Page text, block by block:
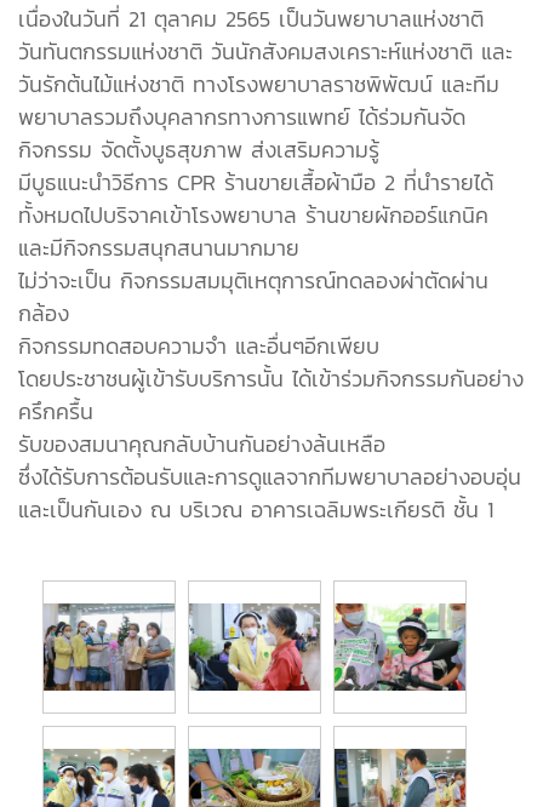
เนื่องในวันที่ 21 ตุลาคม 2565 เป็นวันพยาบาลแห่งชาติ
วันทันตกรรมแห่งชาติ วันนักสังคมสงเคราะห์แห่งชาติ และ
วันรักต้นไม้แห่งชาติ ทางโรงพยาบาลราชพิพัฒน์ และทีม
พยาบาลรวมถึงบุคลากรทางการแพทย์ ได้ร่วมกันจัด
กิจกรรม จัดตั้งบูธสุขภาพ ส่งเสริมความรู้
มีบูธแนะนำวิธีการ CPR ร้านขายเสื้อผ้ามือ 2 ที่นำรายได้
ทั้งหมดไปบริจาคเข้าโรงพยาบาล ร้านขายผักออร์แกนิค
และมีกิจกรรมสนุกสนานมากมาย
ไม่ว่าจะเป็น กิจกรรมสมมุติเหตุการณ์ทดลองผ่าตัดผ่าน
กล้อง
กิจกรรมทดสอบความจำ และอื่นๆอีกเพียบ
โดยประชาชนผู้เข้ารับบริการนั้น ได้เข้าร่วมกิจกรรมกันอย่าง
ครึกครื้น
รับของสมนาคุณกลับบ้านกันอย่างล้นเหลือ
ซึ่งได้รับการต้อนรับและการดูแลจากทีมพยาบาลอย่างอบอุ่น
และเป็นกันเอง ณ บริเวณ อาคารเฉลิมพระเกียรติ ชั้น 1